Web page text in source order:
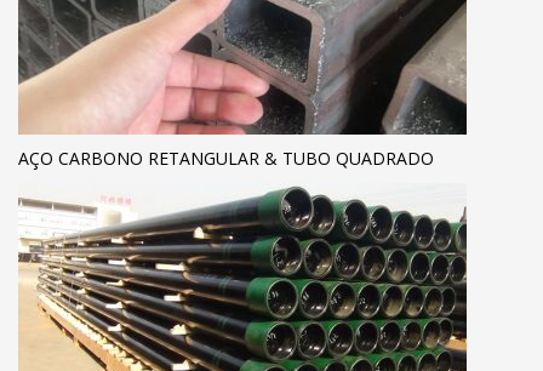
AÇO CARBONO RETANGULAR & TUBO QUADRADO